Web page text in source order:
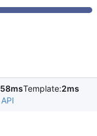
58msTemplate:2ms
API